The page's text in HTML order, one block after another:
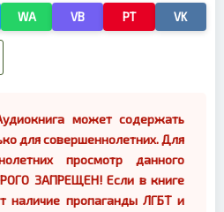
WA VB PT VK
может содержать
для совершеннолетних. Для
просмотр данного
ЗАПРЕЩЕН! Если в книге
наличие пропаганды ЛГБТ и